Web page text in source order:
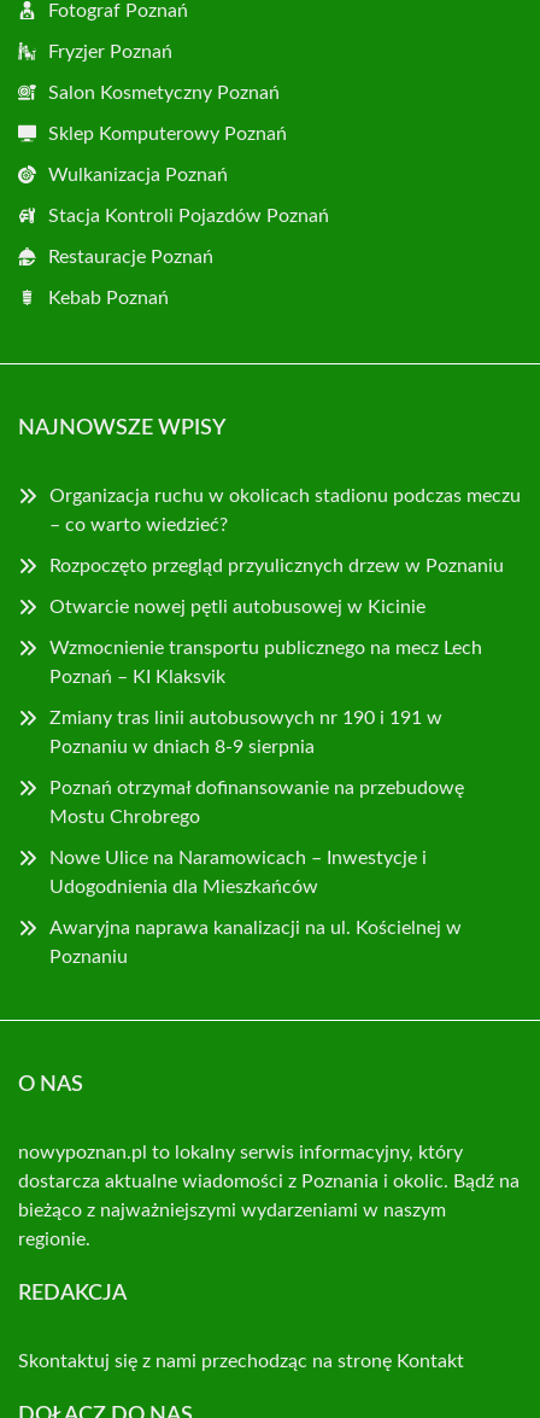
Fotograf Poznań
Fryzjer Poznań
Salon Kosmetyczny Poznań
Sklep Komputerowy Poznań
Wulkanizacja Poznań
Stacja Kontroli Pojazdów Poznań
Restauracje Poznań
Kebab Poznań
NAJNOWSZE WPISY
Organizacja ruchu w okolicach stadionu podczas meczu
– co warto wiedzieć?
Rozpoczęto przegląd przyulicznych drzew w Poznaniu
Otwarcie nowej pętli autobusowej w Kicinie
Wzmocnienie transportu publicznego na mecz Lech
Poznań – KI Klaksvik
Zmiany tras linii autobusowych nr 190 i 191 w
Poznaniu w dniach 8-9 sierpnia
Poznań otrzymał dofinansowanie na przebudowę
Mostu Chrobrego
Nowe Ulice na Naramowicach – Inwestycje i
Udogodnienia dla Mieszkańców
Awaryjna naprawa kanalizacji na ul. Kościelnej w
Poznaniu
O NAS
nowypoznan.pl to lokalny serwis informacyjny, który
dostarcza aktualne wiadomości z Poznania i okolic. Bądź na
bieżąco z najważniejszymi wydarzeniami w naszym
regionie.
REDAKCJA
Skontaktuj się z nami przechodząc na stronę Kontakt